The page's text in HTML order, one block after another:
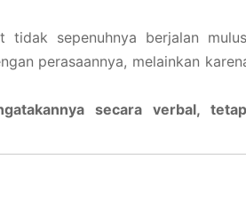
tidak sepenuhnya berjalan
perasaannya, melainkan
secara verbal,